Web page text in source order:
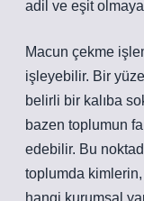
adil ve eşit
Macun çekme
işleyebilir. Bir
belirli bir kalıba
bazen toplumun
edebilir. Bu
toplumda
hangi kurumsal